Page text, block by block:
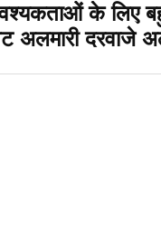
के लिए
अलमारी दरवाजे